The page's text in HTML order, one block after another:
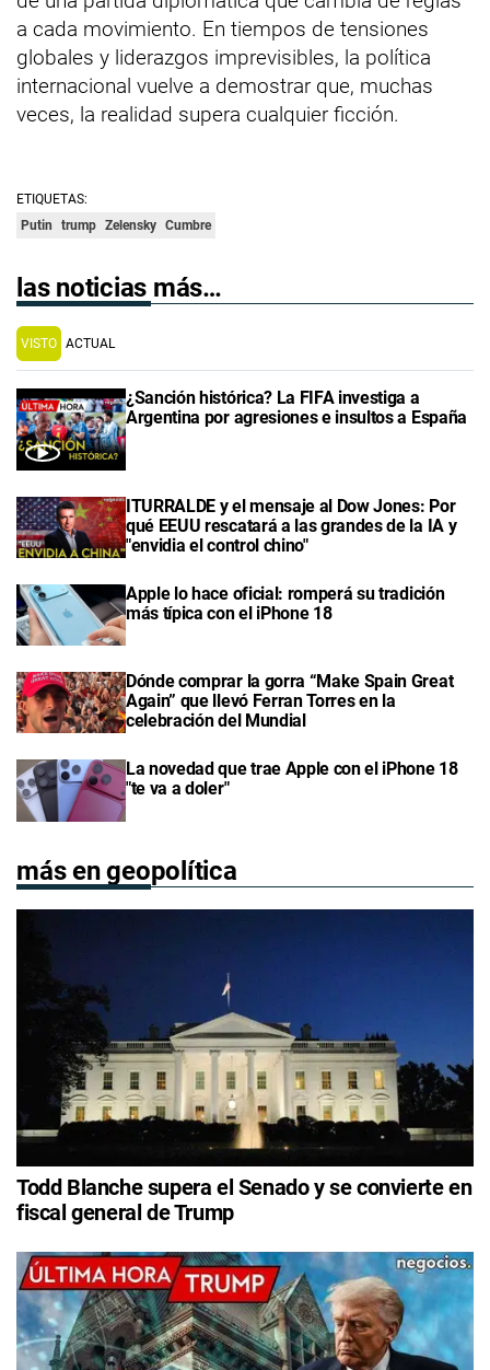
a cada movimiento. En tiempos de tensiones
globales y liderazgos imprevisibles, la política
internacional vuelve a demostrar que, muchas
veces, la realidad supera cualquier ficción.
ETIQUETAS:
Putin
trump Zelensky Cumbre
las noticias más…
VISTO ACTUAL
¿Sanción histórica? La FIFA investiga a
Argentina por agresiones e insultos a España
ITURRALDE y el mensaje al Dow Jones: Por
qué EEUU rescatará a las grandes de la IA y
"envidia el control chino"
Apple lo hace oficial: romperá su tradición
más típica con el iPhone 18
Dónde comprar la gorra “Make Spain Great
Again” que llevó Ferran Torres en la
celebración del Mundial
La novedad que trae Apple con el iPhone 18
"te va a doler"
más en geopolítica
Todd Blanche supera el Senado y se convierte en
fiscal general de Trump